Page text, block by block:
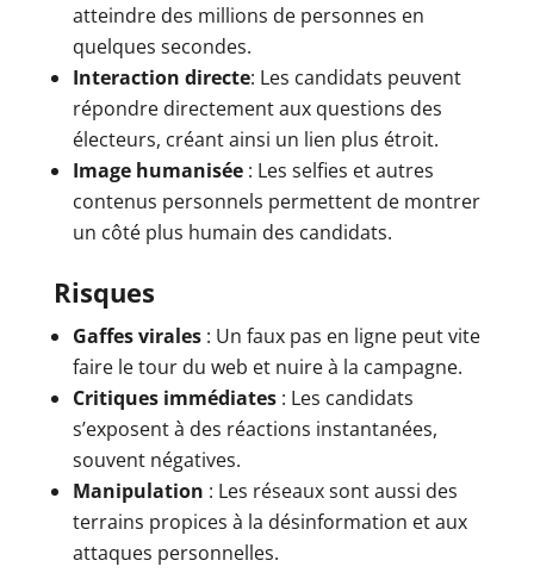
atteindre des millions de personnes en
quelques secondes.
Interaction directe: Les candidats peuvent
répondre directement aux questions des
électeurs, créant ainsi un lien plus étroit.
Image humanisée: Les selfies et autres
contenus personnels permettent de montrer
un côté plus humain des candidats.
Risques
Gaffes virales: Un faux pas en ligne peut vite
faire le tour du web et nuire à la campagne.
Critiques immédiates: Les candidats
s’exposent à des réactions instantanées,
souvent négatives.
Manipulation : Les réseaux sont aussi des
terrains propices à la désinformation et aux
attaques personnelles.